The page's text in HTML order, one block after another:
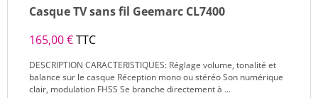
Casque TV sans fil Geemarc CL7400
165,00 €TTC
DESCRIPTION CARACTERISTIQUES: Réglage volume, tonalité et
balance sur le casque Réception mono ou stéréo Son numérique
clair, modulation FHSS Se branche directement à ...